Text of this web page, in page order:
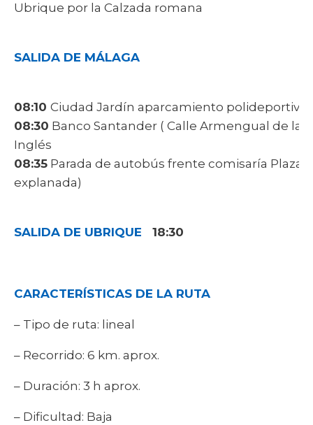
Ubrique por la Calzada romana
SALIDA DE MÁLAGA
08:10 Ciudad Jardín aparcamiento polideportivo
08:30 Banco Santander ( Calle Armengual de la
Inglés
08:35 Parada de autobús frente comisaría Plaza
explanada)
SALIDA DE UBRIQUE 18:30
CARACTERÍSTICAS DE LA RUTA
– Tipo de ruta: lineal
– Recorrido: 6 km. aprox.
– Duración: 3 h aprox.
– Dificultad: Baja